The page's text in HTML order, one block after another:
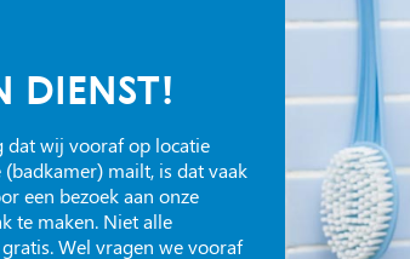
DIENST!
dat wij vooraf op locatie
mailt, is dat vaak
een bezoek aan onze
te maken. Niet alle
Wel vragen we vooraf